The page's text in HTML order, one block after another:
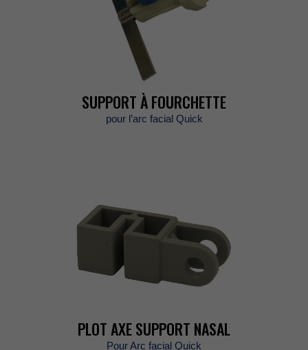
SUPPORTÀFOURCHETTE
pourl’arcfacialQuick
PLOTAXESUPPORTNASAL
PourArcfacialQuick